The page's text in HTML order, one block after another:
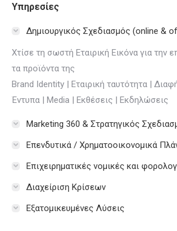
Υπηρεσίες
Δημιουργικός Σχεδιασμός (online &
Χτίσε τη σωστή Εταιρική Εικόνα για την
τα προϊόντα της
Brand Identity | Εταιρική ταυτότητα |
Έντυπα | Media | Εκθέσεις | Εκδηλώσεις
Marketing 360 & Στρατηγικός
Επενδυτικά / Χρηματοοικονομικά
Επιχειρηματικές νομικές και
Διαχείριση Κρίσεων
Εξατομικευμένες Λύσεις